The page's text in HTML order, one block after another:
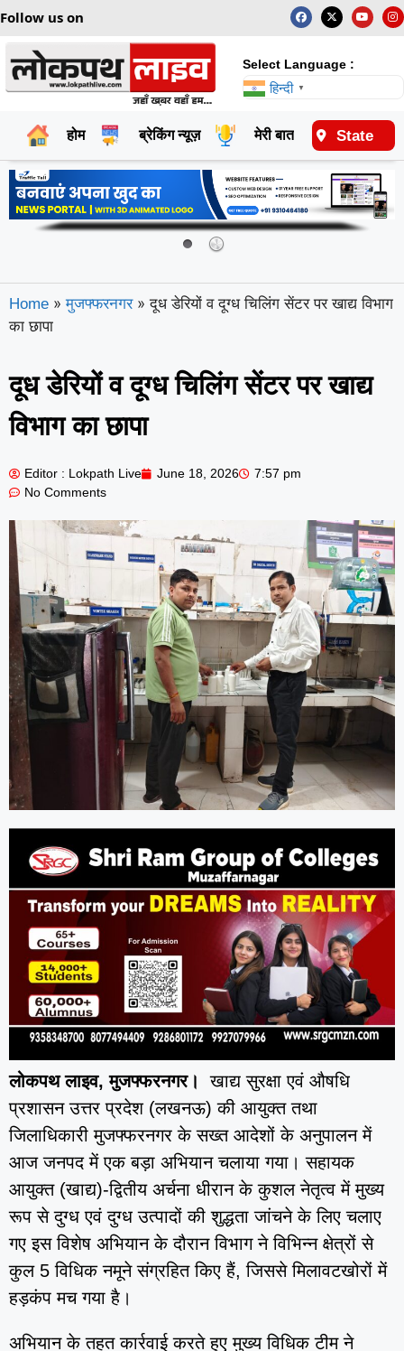
Follow us on
Select Language :
हिन्दी ▼
होम ब्रेकिंग न्यूज़ मेरी बात राष्ट्रीय
State
Home » मुजफ्फरनगर » दूध डेरियों व दूग्ध चिलिंग सेंटर पर खाद्य विभाग
का छापा
दूध डेरियों व दूग्ध चिलिंग सेंटर पर खाद्य
विभाग का छापा
Editor : Lokpath Live June 18, 2026
7:57 pm
No Comments
लोकपथ लाइव, मुजफ्फरनगर।खाद्य सुरक्षा एवं औषधि
प्रशासन उत्तर प्रदेश (लखनऊ) की आयुक्त तथा
जिलाधिकारी मुजफ्फरनगर के सख्त आदेशों के अनुपालन में
आज जनपद में एक बड़ा अभियान चलाया गया। सहायक
आयुक्त (खाद्य)-द्वितीय अर्चना धीरान के कुशल नेतृत्व में मुख्य
रूप से दुग्ध एवं दुग्ध उत्पादों की शुद्धता जांचने के लिए चलाए
गए इस विशेष अभियान के दौरान विभाग ने विभिन्न क्षेत्रों से
कुल 5 विधिक नमूने संग्रहित किए हैं, जिससे मिलावटखोरों में
हड़कंप मच गया है।
अभियान के तहत कार्रवाई करते हुए मुख्य विधिक टीम ने